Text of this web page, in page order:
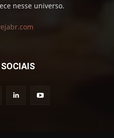
nesse universo.
SOCIAIS